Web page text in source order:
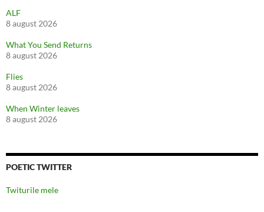
ALF
8 august 2026
What You Send Returns
8 august 2026
Flies
8 august 2026
When Winter leaves
8 august 2026
POETIC TWITTER
Twiturile mele